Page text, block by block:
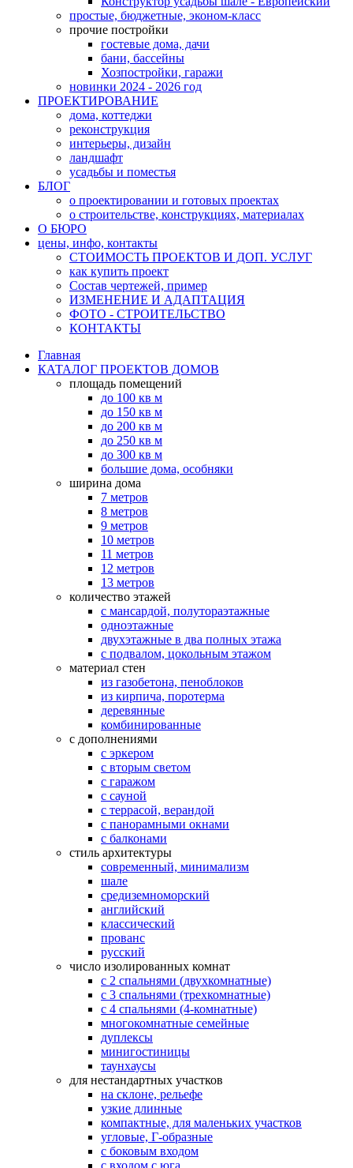
простые, бюджетные, эконом-класс
прочие постройки
гостевые дома, дачи
бани, бассейны
Хозпостройки, гаражи
новинки 2024 - 2026 год
ПРОЕКТИРОВАНИЕ
дома, коттеджи
реконструкция
интерьеры, дизайн
ландшафт
усадьбы и поместья
БЛОГ
о проектировании и готовых проектах
о строительстве, конструкциях, материалах
О БЮРО
цены, инфо, контакты
СТОИМОСТЬ ПРОЕКТОВ И ДОП. УСЛУГ
как купить проект
Состав чертежей, пример
ИЗМЕНЕНИЕ И АДАПТАЦИЯ
ФОТО - СТРОИТЕЛЬСТВО
КОНТАКТЫ
Главная
КАТАЛОГ ПРОЕКТОВ ДОМОВ
площадь помещений
до 100 кв м
до 150 кв м
до 200 кв м
до 250 кв м
до 300 кв м
большие дома, особняки
ширина дома
7 метров
8 метров
9 метров
10 метров
11 метров
12 метров
13 метров
количество этажей
с мансардой, полутораэтажные
одноэтажные
двухэтажные в два полных этажа
с подвалом, цокольным этажом
материал стен
из газобетона, пеноблоков
из кирпича, поротерма
деревянные
комбинированные
с дополнениями
с эркером
с вторым светом
с гаражом
с сауной
с террасой, верандой
с панорамными окнами
с балконами
стиль архитектуры
современный, минимализм
шале
средиземноморский
английский
классический
прованс
русский
число изолированных комнат
с 2 спальнями (двухкомнатные)
с 3 спальнями (трехкомнатные)
с 4 спальнями (4-комнатные)
многокомнатные семейные
дуплексы
минигостиницы
таунхаусы
для нестандартных участков
на склоне, рельефе
узкие длинные
компактные, для маленьких участков
угловые, Г-образные
с боковым входом
с входом с юга